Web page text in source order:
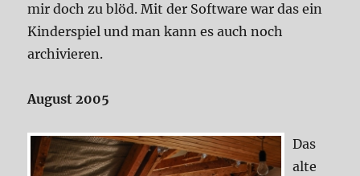
mir doch zu blöd. Mit der Software war das ein
Kinderspiel und man kann es auch noch
archivieren.
August 2005
Das
alte